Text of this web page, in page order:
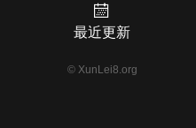
最近更新
© XunLei8.org